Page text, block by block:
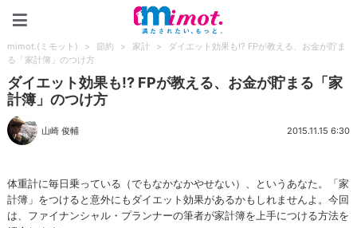
mimot.(ミモット) > 節約 > 家計 >
ダイエット効果も!? FPが教える、お金が貯ま
る「家計簿」のつけ方
ダイエット効果も!? FPが教える、お金が貯まる「家
計簿」のつけ方
山崎 俊輔 2015.11.15 6:30
体重計に毎日乗っている（でもなかなかやせない）、というあなた。「家
計簿」をつけると意外にもダイエット効果があるかもしれませんよ。今回
は、ファイナンシャル・プランナーの筆者が家計簿を上手につける方法を